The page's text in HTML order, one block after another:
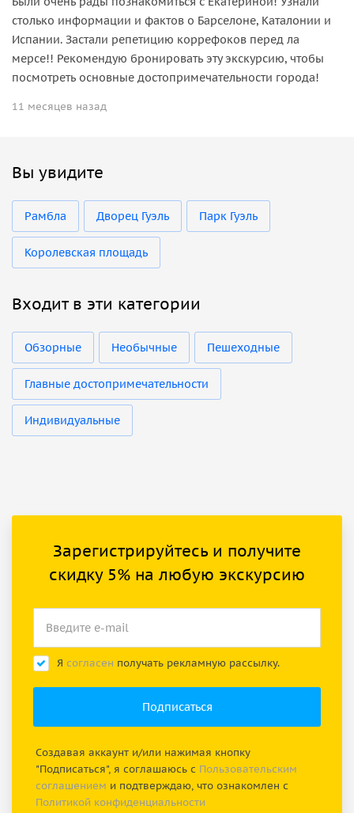
столько информации и фактов о Барселоне, Каталонии и
Испании. Застали репетицию коррефоков перед ла
мерсе!! Рекомендую бронировать эту экскурсию, чтобы
посмотреть основные достопримечательности города!
11 месяцев назад
Вы увидите
Рамбла Дворец Гуэль Парк Гуэль
Королевская площадь
Входит в эти категории
Обзорные Необычные Пешеходные
Главные достопримечательности
Индивидуальные
Зарегистрируйтесь и получите
скидку 5% на любую экскурсию
Я согласен получать рекламную рассылку.
Создавая аккаунт и/или нажимая кнопку
"Подписаться", я соглашаюсь с Пользовательским
соглашением и подтверждаю, что ознакомлен с
Политикой конфиденциальности